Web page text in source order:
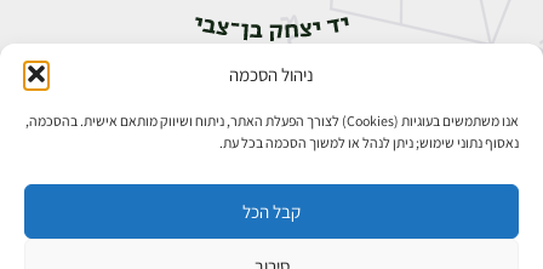
ניהול הסכמה
אנו משתמשים בעוגיות (Cookies) לצורך הפעלת האתר, ניתוח ושיווק מותאם אישית. בהסכמה,
נאסוף נתוני שימוש; ניתן לנהל או למשוך הסכמה בכל עת.
קבל הכל
אבן גבירול 14, רחביה, ירושלים